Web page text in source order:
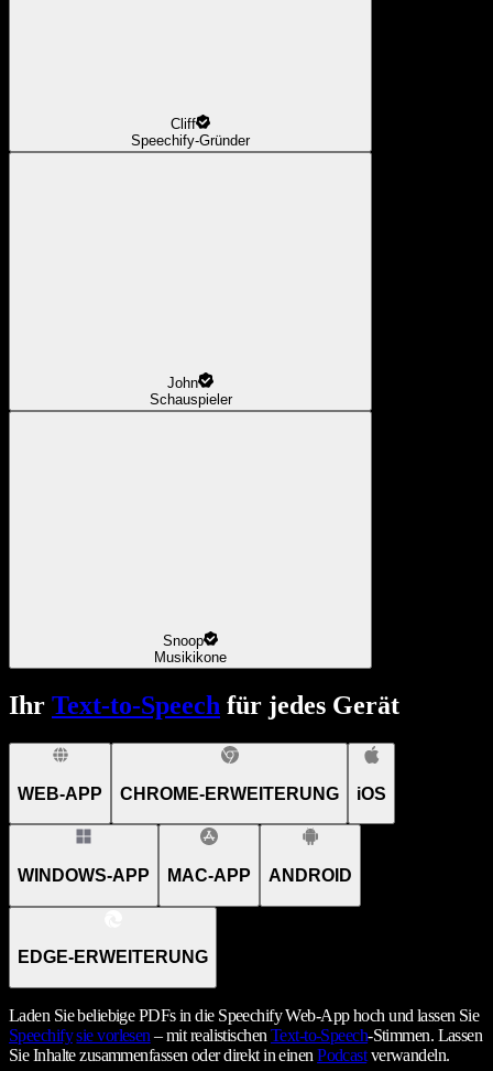
Cliff
Speechify-Gründer
John
Schauspieler
Snoop
Musikikone
Ihr Text-to-Speech für jedes Gerät
WEB-APP CHROME-ERWEITERUNG iOS
WINDOWS-APP MAC-APP ANDROID
EDGE-ERWEITERUNG
Laden Sie beliebige PDFs in die Speechify Web-App hoch und lassen Sie
Speechify sie vorlesen – mit realistischen Text-to-Speech-Stimmen. Lassen
Sie Inhalte zusammenfassen oder direkt in einenPodcastverwandeln.